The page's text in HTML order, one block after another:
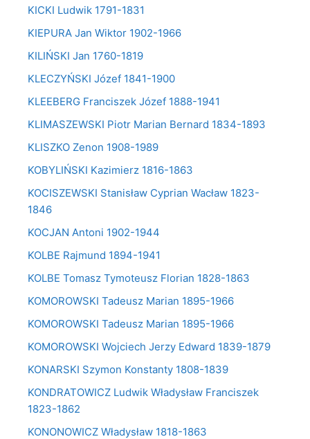
KICKI Ludwik 1791-1831
KIEPURA Jan Wiktor 1902-1966
KILIŃSKI Jan 1760-1819
KLECZYŃSKI Józef 1841-1900
KLEEBERG Franciszek Józef 1888-1941
KLIMASZEWSKI Piotr Marian Bernard 1834-1893
KLISZKO Zenon 1908-1989
KOBYLIŃSKI Kazimierz 1816-1863
KOCISZEWSKI Stanisław Cyprian Wacław 1823-
1846
KOCJAN Antoni 1902-1944
KOLBE Rajmund 1894-1941
KOLBE Tomasz Tymoteusz Florian 1828-1863
KOMOROWSKI Tadeusz Marian 1895-1966
KOMOROWSKI Tadeusz Marian 1895-1966
KOMOROWSKI Wojciech Jerzy Edward 1839-1879
KONARSKI Szymon Konstanty 1808-1839
KONDRATOWICZ Ludwik Władysław Franciszek
1823-1862
KONONOWICZ Władysław 1818-1863